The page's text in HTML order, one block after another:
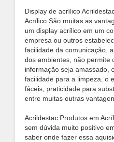
Display de acrílico
Acrílico São muitas as
um display acrílico em um
empresa ou outros
facilidade da comunicação,
dos ambientes, não permite
informação seja amassado,
facilidade para a limpeza, o
fáceis, praticidade para
entre muitas outras
Acrildestac Produtos em
sem dúvida muito positivo
saber onde fazer essa